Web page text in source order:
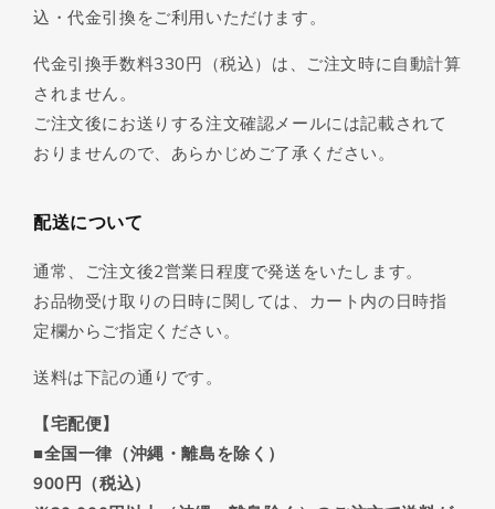
込・代金引換をご利用いただけます。
代金引換手数料330円（税込）は、ご注文時に自動計算
されません。
ご注文後にお送りする注文確認メールには記載されて
おりませんので、あらかじめご了承ください。
配送について
通常、ご注文後2営業日程度で発送をいたします。
お品物受け取りの日時に関しては、カート内の日時指
定欄からご指定ください。
送料は下記の通りです。
【宅配便】
■全国一律（沖縄・離島を除く）
900円（税込）